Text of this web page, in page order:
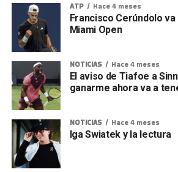
ATP Hace 4 meses
Francisco Cerúndolo
Miami Open
NOTICIAS Hace 4 meses
El aviso de Tiafoe a
ganarme ahora va a
NOTICIAS Hace 4 meses
Iga Swiatek y la lectura